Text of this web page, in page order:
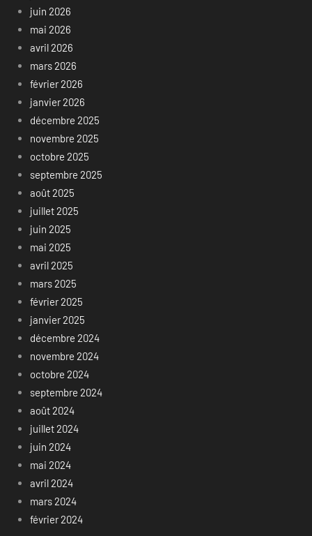
juin 2026
mai 2026
avril 2026
mars 2026
février 2026
janvier 2026
décembre 2025
novembre 2025
octobre 2025
septembre 2025
août 2025
juillet 2025
juin 2025
mai 2025
avril 2025
mars 2025
février 2025
janvier 2025
décembre 2024
novembre 2024
octobre 2024
septembre 2024
août 2024
juillet 2024
juin 2024
mai 2024
avril 2024
mars 2024
février 2024